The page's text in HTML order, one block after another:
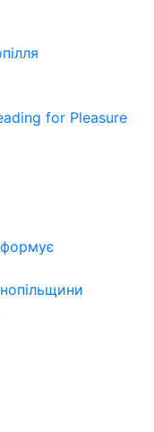
for Pleasure